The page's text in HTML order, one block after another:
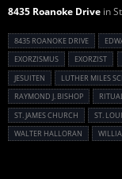
8435 Roanoke Drive in
8435 ROANOKE DRIVE
EXORZISMUS
EXORZIST
JESUITEN
LUTHER MILES
RAYMOND J. BISHOP
ST. JAMES CHURCH
ST.
WALTER HALLORAN